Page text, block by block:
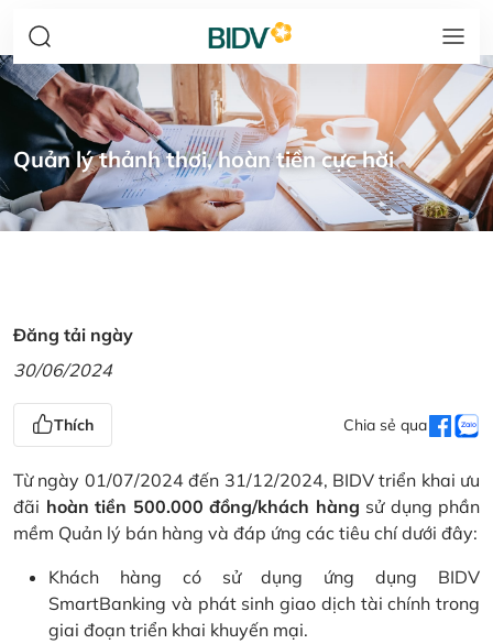
Quản lý thảnh thơi, hoàn tiền cực hời
Đăng tải ngày
30/06/2024
Thích Chia sẻ qua
Từ ngày 01/07/2024 đến 31/12/2024, BIDV triển khai ưu
đãi hoàn tiền 500.000 đồng/khách hàng sử dụng phần
mềm Quản lý bán hàng và đáp ứng các tiêu chí dưới đây:
Khách hàng có sử dụng ứng dụng BIDV
SmartBanking và phát sinh giao dịch tài chính trong
giai đoạn triển khai khuyến mại.